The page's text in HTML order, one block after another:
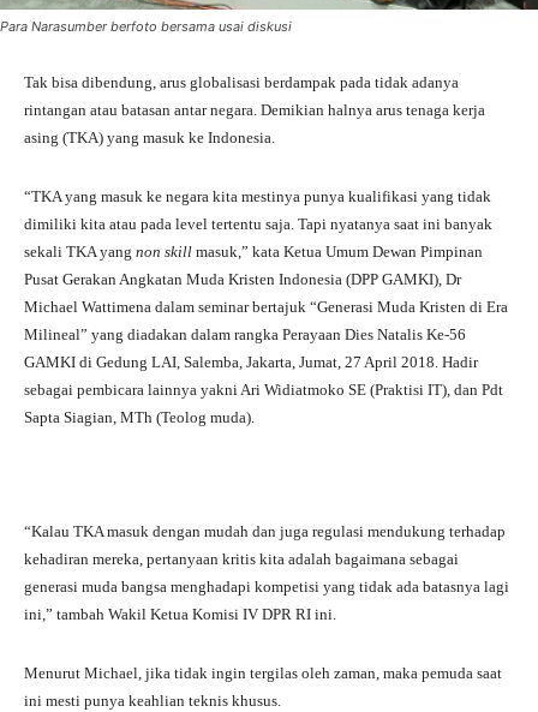
Para Narasumber berfoto bersama usai diskusi
Tak bisa dibendung, arus globalisasi berdampak pada tidak adanya
rintangan atau batasan antar negara. Demikian halnya arus tenaga kerja
asing (TKA) yang masuk ke Indonesia.
“TKA yang masuk ke negara kita mestinya punya kualifikasi yang tidak
dimiliki kita atau pada level tertentu saja. Tapi nyatanya saat ini banyak
sekali TKA yang non skill masuk,” kata Ketua Umum Dewan Pimpinan
Pusat Gerakan Angkatan Muda Kristen Indonesia (DPP GAMKI), Dr
Michael Wattimena dalam seminar bertajuk “Generasi Muda Kristen di Era
Milineal” yang diadakan dalam rangka Perayaan Dies Natalis Ke-56
GAMKI di Gedung LAI, Salemba, Jakarta, Jumat, 27 April 2018. Hadir
sebagai pembicara lainnya yakni Ari Widiatmoko SE (Praktisi IT), dan Pdt
Sapta Siagian, MTh (Teolog muda).
“Kalau TKA masuk dengan mudah dan juga regulasi mendukung terhadap
kehadiran mereka, pertanyaan kritis kita adalah bagaimana sebagai
generasi muda bangsa menghadapi kompetisi yang tidak ada batasnya lagi
ini,” tambah Wakil Ketua Komisi IV DPR RI ini.
Menurut Michael, jika tidak ingin tergilas oleh zaman, maka pemuda saat
ini mesti punya keahlian teknis khusus.